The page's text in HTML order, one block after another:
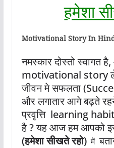
हमेशा
Motivational Story In
नमस्कार दोस्तो स्वागत
motivational story
जीवन मे सफलता
और लगातार आगे बढ़ते
प्रवृत्ति learning
है ? यह आज हम आपको
(हमेशा सीखते रहो)में